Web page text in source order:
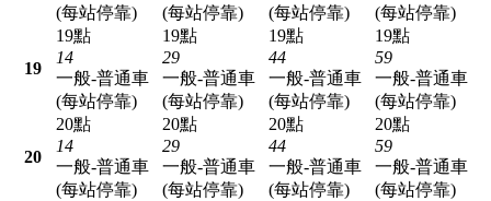
(每站停靠)
(每站停靠)
(每站停靠)
(每站停靠)
19
19點
14
一般-普通車
(每站停靠)
19點
29
一般-普通車
(每站停靠)
19點
44
一般-普通車
(每站停靠)
19點
59
一般-普通車
(每站停靠)
20
20點
14
一般-普通車
(每站停靠)
20點
29
一般-普通車
(每站停靠)
20點
44
一般-普通車
(每站停靠)
20點
59
一般-普通車
(每站停靠)